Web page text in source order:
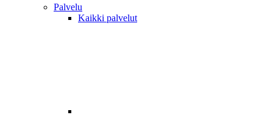
Palvelu
Kaikki palvelut